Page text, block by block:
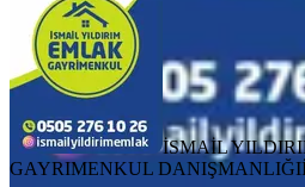
İSMAİL
GAYRIMENKUL DANIŞMANLIĞI